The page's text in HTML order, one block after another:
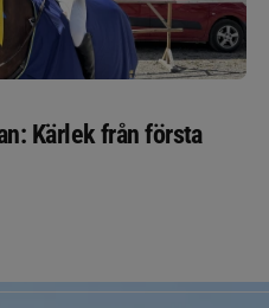
Kärlek från första